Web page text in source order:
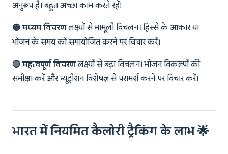
अनुरूप है। बहुत अच्छा काम करते रहें!
🟡 मध्यम विचरणलक्ष्यों से मामूली विचलन। हिस्से के आकार या
भोजन के समय को समायोजित करने पर विचार करें।
🔴 महत्वपूर्ण विचरणलक्ष्यों से बड़ा विचलन। भोजन विकल्पों की
समीक्षा करें और न्यूट्रीशन विशेषज्ञ से परामर्श करने पर विचार करें।
भारत में नियमित कैलोरी ट्रैकिंग के लाभ 🌟